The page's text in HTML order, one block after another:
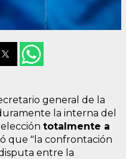
general de la
la interna del
totalmente a
que "la confrontación
entre la